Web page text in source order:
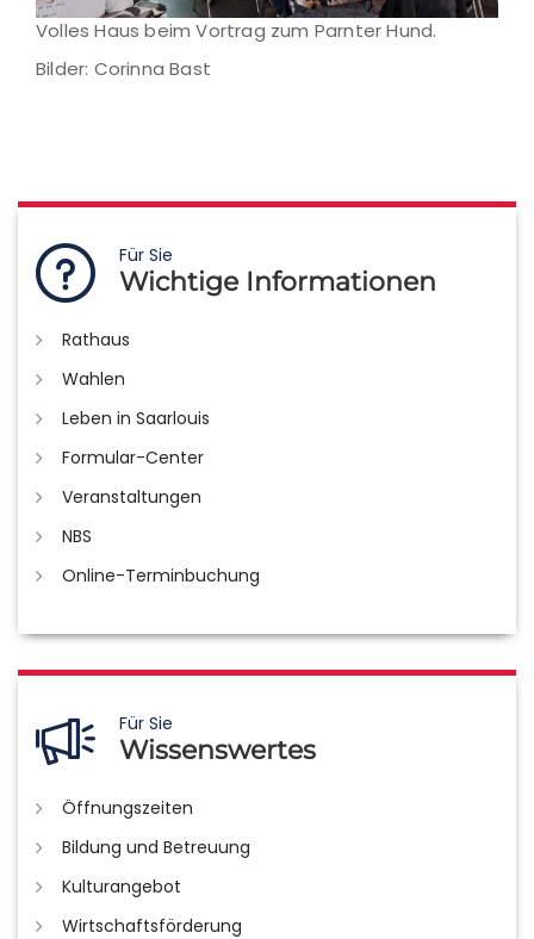
Volles Haus beim Vortrag zum Parnter Hund.
Bilder: Corinna Bast
Für Sie
Wichtige Informationen
Rathaus
Wahlen
Leben in Saarlouis
Formular-Center
Veranstaltungen
NBS
Online-Terminbuchung
Für Sie
Wissenswertes
Öffnungszeiten
Bildung und Betreuung
Kulturangebot
Wirtschaftsförderung